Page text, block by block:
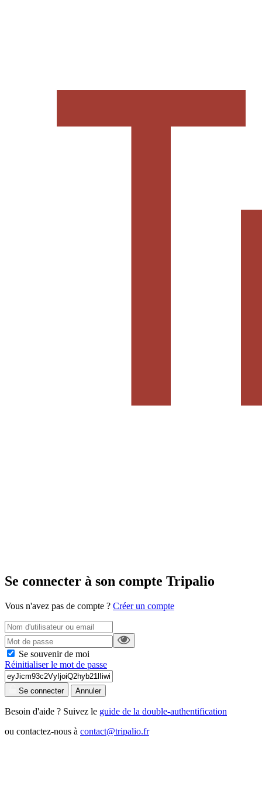
Se connecter à son compte Tripalio
Vous n'avez pas de compte ? Créer un compte
Se souvenir de moi
Réinitialiser le mot de passe
Se connecter Annuler
Besoin d'aide ? Suivez le guide de la double-authentification
ou contactez-nous à contact@tripalio.fr